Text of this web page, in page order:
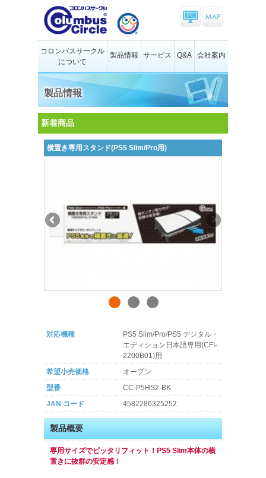
コロンバスサークル
について
製品情報 サービス Q&A 会社案内
製品情報
新着商品
横置き専用スタンド(PS5 Slim/Pro用)
対応機種
PS5 Slim/Pro/PS5 デジタル・
エディション日本語専用(CFI-
2200B01)用
希望小売価格
オープン
型番
CC-P5HS2-BK
JAN コード
4582286325252
製品概要
専用サイズでピッタリフィット！PS5 Slim本体の横
置きに抜群の安定感！